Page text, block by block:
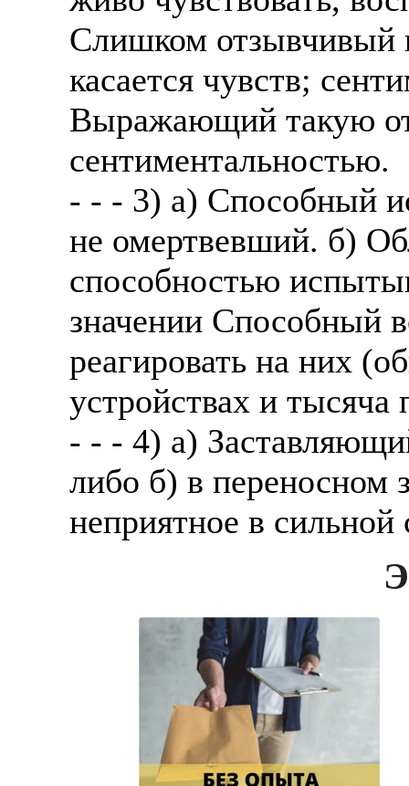
Слишком отзывчивый
касается чувств;
Выражающий такую
сентиментальностью.
- - - 3) а) Способный
не омертвевший. б)
способностью
значении Способный
реагировать на них
устройствах и тысяча
- - - 4) а)
либо б) в
неприятное в сильной